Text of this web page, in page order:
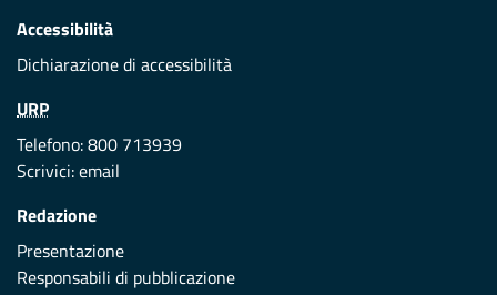
Accessibilità
Dichiarazione di accessibilità
URP
Telefono: 800 713939
Scrivici:email
Redazione
Presentazione
Responsabili di pubblicazione